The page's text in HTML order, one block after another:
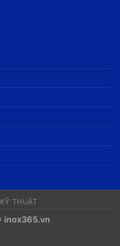
THUẬT
inox365.vn